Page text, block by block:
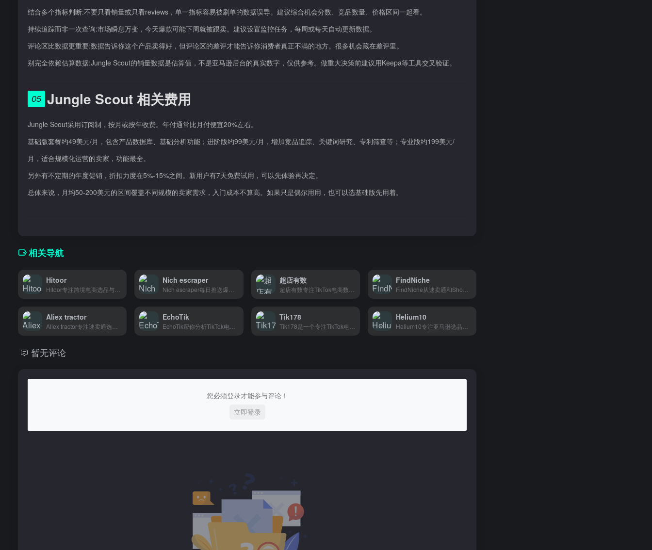
结合多个指标判断:不要只看销量或只看reviews，单一指标容易被刷单的数据误导。建议综合机会分数、竞品数量、价格区间一起看。
持续追踪而非一次查询:市场瞬息万变，今天爆款可能下周就被跟卖。建议设置监控任务，每周或每天自动更新数据。
评论区比数据更重要:数据告诉你这个产品卖得好，但评论区的差评才能告诉你消费者真正不满的地方。很多机会藏在差评里。
别完全依赖估算数据:Jungle Scout的销量数据是估算值，不是亚马逊后台的真实数字，仅供参考。做重大决策前建议用Keepa等工具交叉验证。
05 Jungle Scout 相关费用
Jungle Scout采用订阅制，按月或按年收费。年付通常比月付便宜20%左右。
基础版套餐约49美元/月，包含产品数据库、基础分析功能；进阶版约99美元/月，增加竞品追踪、关键词研究、专利筛查等；专业版约199美元/
月，适合规模化运营的卖家，功能最全。
另外有不定期的年度促销，折扣力度在5%-15%之间。新用户有7天免费试用，可以先体验再决定。
总体来说，月均50-200美元的区间覆盖不同规模的卖家需求，入门成本不算高。如果只是偶尔用用，也可以选基础版先用着。
相关导航
Hitoor Nich escraper 超店有数 FindNiche
Aliex tractor EchoTik Tik178
Tik178是一个专注TikTok电商资源的导航平台，汇集选品工具、数据分析、带货教程等实用站点，帮助想入局TikTok Shop的新手和卖家快速找到所需资源，
Helium10
暂无评论
您必须登录才能参与评论！
立即登录